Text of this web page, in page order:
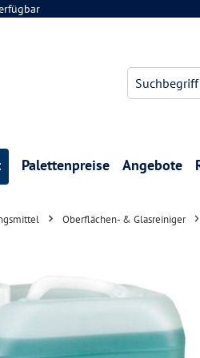
Palettenpreise Angebote
Oberflächen- & Glasreiniger